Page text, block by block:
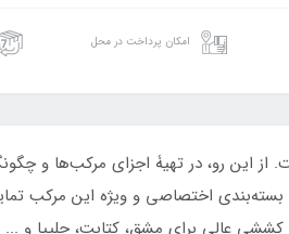
امکان پرداخت در محل
از این رو، در تهیۀ اجزای مرکب‌ها و
طبیعی تهیه شده است. بسته‌بندی اختصاصی و ویژه
عالی برای مشق، کتابت، چلیپا و